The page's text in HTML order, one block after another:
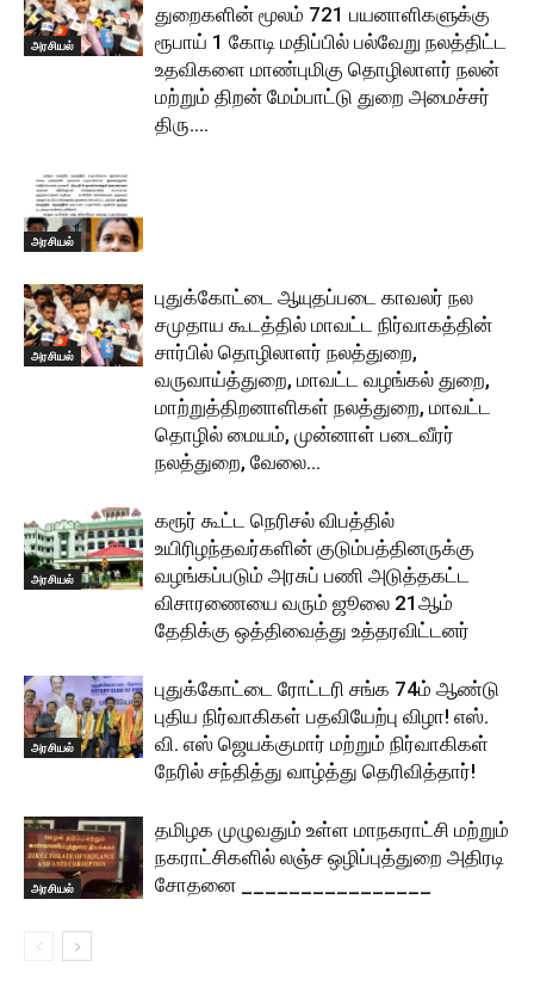
அரசியல்
துறைகளின் மூலம் 721 பயனாளிகளுக்கு
ரூபாய் 1 கோடி மதிப்பில் பல்வேறு நலத்திட்ட
உதவிகளை மாண்புமிகு தொழிலாளர் நலன்
மற்றும் திறன் மேம்பாட்டு துறை அமைச்சர்
திரு....
அரசியல்
அரசியல்
புதுக்கோட்டை ஆயுதப்படை காவலர் நல
சமுதாய கூடத்தில் மாவட்ட நிர்வாகத்தின்
சார்பில் தொழிலாளர் நலத்துறை,
வருவாய்த்துறை, மாவட்ட வழங்கல் துறை,
மாற்றுத்திறனாளிகள் நலத்துறை, மாவட்ட
தொழில் மையம், முன்னாள் படைவீரர்
நலத்துறை, வேலை...
அரசியல்
கரூர் கூட்ட நெரிசல் விபத்தில்
உயிரிழந்தவர்களின் குடும்பத்தினருக்கு
வழங்கப்படும் அரசுப் பணி அடுத்தகட்ட
விசாரணையை வரும் ஜூலை 21ஆம்
தேதிக்கு ஒத்திவைத்து உத்தரவிட்டனர்
அரசியல்
புதுக்கோட்டை ரோட்டரி சங்க 74ம் ஆண்டு
புதிய நிர்வாகிகள் பதவியேற்பு விழா! எஸ்.
வி. எஸ் ஜெயக்குமார் மற்றும் நிர்வாகிகள்
நேரில் சந்தித்து வாழ்த்து தெரிவித்தார்!
அரசியல்
தமிழக முழுவதும் உள்ள மாநகராட்சி மற்றும்
நகராட்சிகளில் லஞ்ச ஒழிப்புத்துறை அதிரடி
சோதனை ________________